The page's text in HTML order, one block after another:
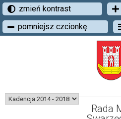
zmień kontrast
pomniejsz czcionkę
Rada